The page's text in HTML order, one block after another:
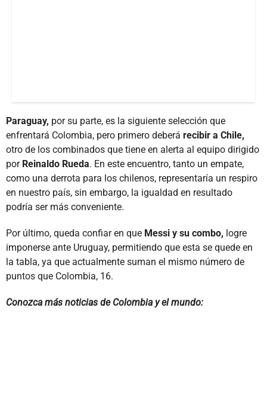
Paraguay, por su parte, es la siguiente selección que
enfrentará Colombia, pero primero deberá recibir a Chile,
otro de los combinados que tiene en alerta al equipo dirigido
porReinaldo Rueda. En este encuentro, tanto un empate,
como una derrota para los chilenos, representaría un respiro
en nuestro país, sin embargo, la igualdad en resultado
podría ser más conveniente.
Por último, queda confiar en que Messi y su combo, logre
imponerse ante Uruguay, permitiendo que esta se quede en
la tabla, ya que actualmente suman el mismo número de
puntos que Colombia, 16.
Conozca más noticias de Colombia y el mundo: